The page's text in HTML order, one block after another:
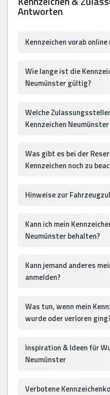
Antworten
Kennzeichen vorab
Wie lange ist die
Neumünster gültig?
Welche
Kennzeichen
Was gibt es bei der
Kennzeichen noch zu
Hinweise zur
Kann ich mein
Neumünster behalten?
Kann jemand anderes
anmelden?
Was tun, wenn mein
wurde oder verloren
Inspiration & Ideen für
Neumünster
Verbotene